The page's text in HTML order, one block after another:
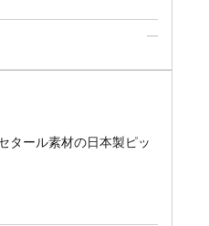
タール素材の日本製ピッ